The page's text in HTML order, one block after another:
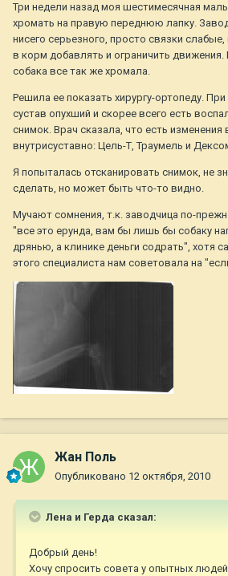
Три недели назад моя шестимесячная
хромать на правую переднюю лапку.
нисего серьезного, просто связки
в корм добавлять и ограничить движения.
собака все так же хромала.
Решила ее показать хирургу-ортопеду.
сустав опухший и скорее всего есть
снимок. Врач сказала, что есть изменения
внутрисуставно: Цель-Т, Траумель и
Я попыталась отсканировать снимок, не
сделать, но может быть что-то видно.
Мучают сомнения, т.к. заводчица по-
"все это ерунда, вам бы лишь бы собаку
дрянью, а клинике деньги содрать", хотя
этого специалиста нам советовала на
Жан Поль
Опубликовано 12 октября, 2010
Лена и Герда сказал:
Добрый день!
Хочу спросить совета у опытных